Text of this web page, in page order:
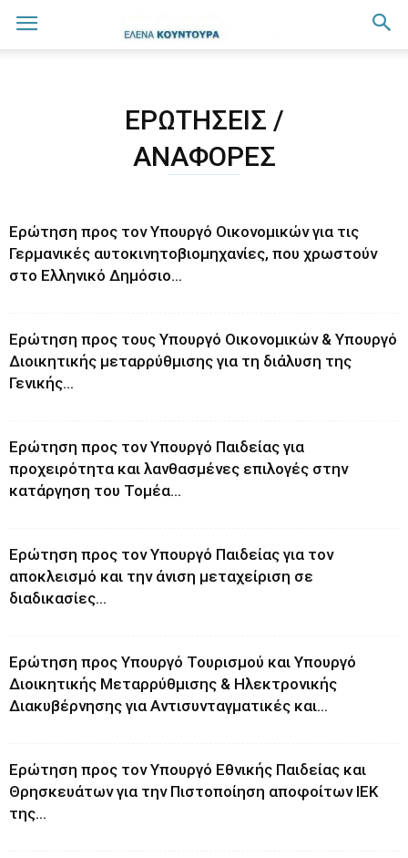
ΕΡΩΤΉΣΕΙΣ /
ΑΝΑΦΟΡΈΣ
Ερώτηση προς τον Υπουργό Οικονομικών για τις
Γερμανικές αυτοκινητοβιομηχανίες, που χρωστούν
στο Ελληνικό Δημόσιο...
Ερώτηση προς τους Υπουργό Οικονομικών & Υπουργό
Διοικητικής μεταρρύθμισης για τη διάλυση της
Γενικής...
Ερώτηση προς τον Υπουργό Παιδείας για
προχειρότητα και λανθασμένες επιλογές στην
κατάργηση του Τομέα...
Ερώτηση προς τον Υπουργό Παιδείας για τον
αποκλεισμό και την άνιση μεταχείριση σε
διαδικασίες...
Ερώτηση προς Υπουργό Τουρισμού και Υπουργό
Διοικητικής Μεταρρύθμισης & Ηλεκτρονικής
Διακυβέρνησης για Αντισυνταγματικές και...
Ερώτηση προς τον Υπουργό Εθνικής Παιδείας και
Θρησκευάτων για την Πιστοποίηση αποφοίτων ΙΕΚ
της...